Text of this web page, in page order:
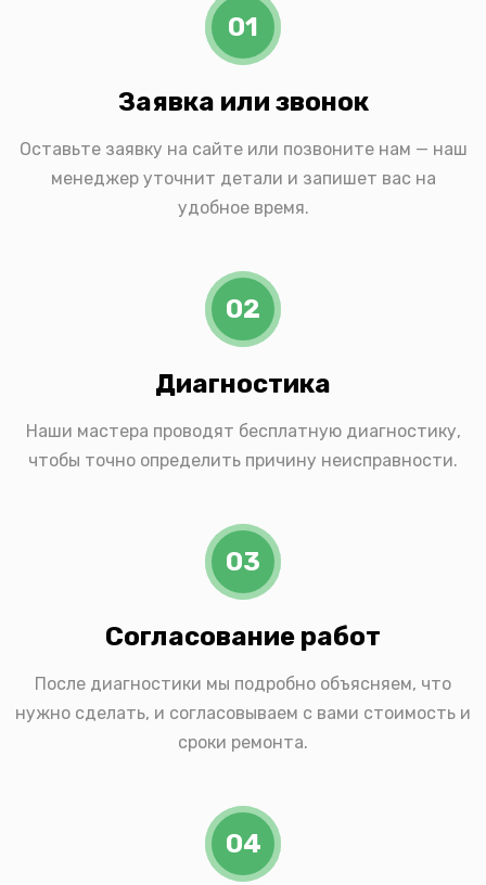
01
Заявка или звонок
Оставьте заявку на сайте или позвоните нам — наш
менеджер уточнит детали и запишет вас на
удобное время.
02
Диагностика
Наши мастера проводят бесплатную диагностику,
чтобы точно определить причину неисправности.
03
Согласование работ
После диагностики мы подробно объясняем, что
нужно сделать, и согласовываем с вами стоимость и
сроки ремонта.
04